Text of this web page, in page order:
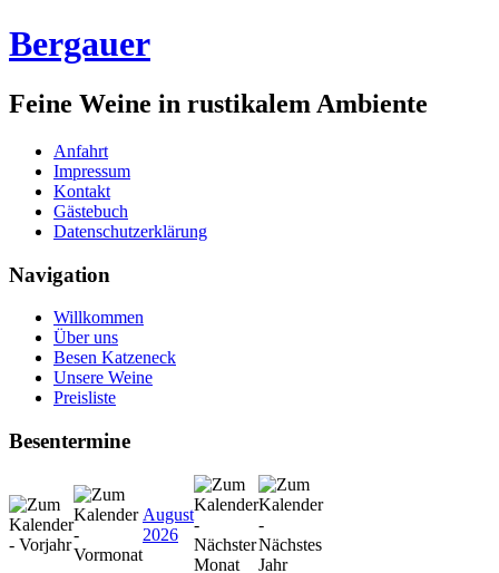
Bergauer
Feine Weine in rustikalem Ambiente
Anfahrt
Impressum
Kontakt
Gästebuch
Datenschutzerklärung
Navigation
Willkommen
Über uns
Besen Katzeneck
Unsere Weine
Preisliste
Besentermine
August
2026